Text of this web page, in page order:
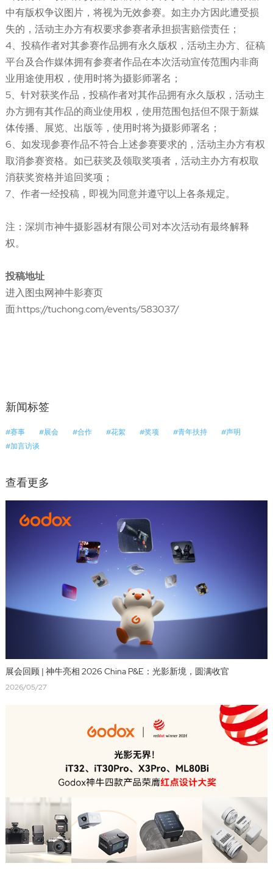
中有版权争议图片，将视为无效参赛。如主办方因此遭受损
失的，活动主办方有权要求参赛者承担损害赔偿责任；
4、投稿作者对其参赛作品拥有永久版权，活动主办方、征稿
平台及合作媒体拥有参赛者作品在本次活动宣传范围内非商
业用途使用权，使用时将为摄影师署名；
5、针对获奖作品，投稿作者对其作品拥有永久版权，活动主
办方拥有其作品的商业使用权，使用范围包括但不限于新媒
体传播、展览、出版等，使用时将为摄影师署名；
6、如发现参赛作品不符合上述参赛要求的，活动主办方有权
取消参赛资格。如已获奖及领取奖项者，活动主办方有权取
消获奖资格并追回奖项；
7、作者一经投稿，即视为同意并遵守以上各条规定。
注：深圳市神牛摄影器材有限公司对本次活动有最终解释
权。
投稿地址
进入图虫网神牛影赛页
面:https://tuchong.com/events/583037/
新闻标签
#赛事 #展会 #合作 #花絮 #奖项 #青年扶持
#声明
#加言访谈
查看更多
展会回顾 | 神牛亮相 2026 China P&E：光影新境，圆满收官
2026/05/27